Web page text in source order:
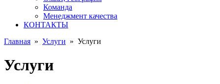
Команда
Менеджмент качества
КОНТАКТЫ
Главная » Услуги » Услуги
Услуги